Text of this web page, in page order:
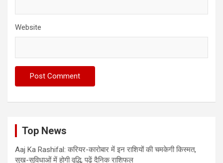
Website
Top News
Aaj Ka Rashifal: करियर-कारोबार में इन राशियों की चमकेगी किस्मत,
सुख-सुविधाओं में होगी वृद्धि, पढ़ें दैनिक राशिफल